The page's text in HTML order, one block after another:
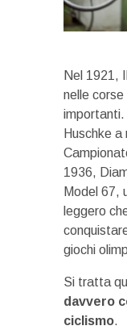
Nel 1921,
nelle
importanti.
Huschke a
1936,
Model 67,
leggero
giochi
Si tratta
davvero
ciclismo.